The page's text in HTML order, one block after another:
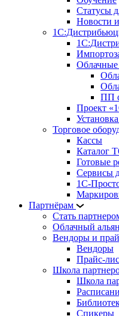
Статусы
Новости
ПП
Проект
Торговое
Кассы
Каталог
Готовые
Сервисы
1С-
Партнёрам
Стать
Облачный
Вендоры и
Вендоры
Прайс-
Школа
Школа
Спикеры